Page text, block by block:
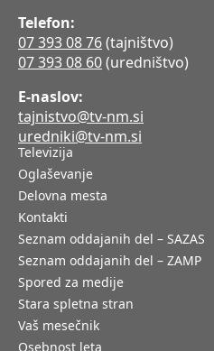
Telefon:
07 393 08 76(tajništvo)
07 393 08 60(uredništvo)
E-naslov:
tajnistvo@tv-nm.si
uredniki@tv-nm.si
Televizija
Oglaševanje
Delovna mesta
Kontakti
Seznam oddajanih del – SAZAS
Seznam oddajanih del – ZAMP
Spored za medije
Stara spletna stran
Vaš mesečnik
Osebnost leta